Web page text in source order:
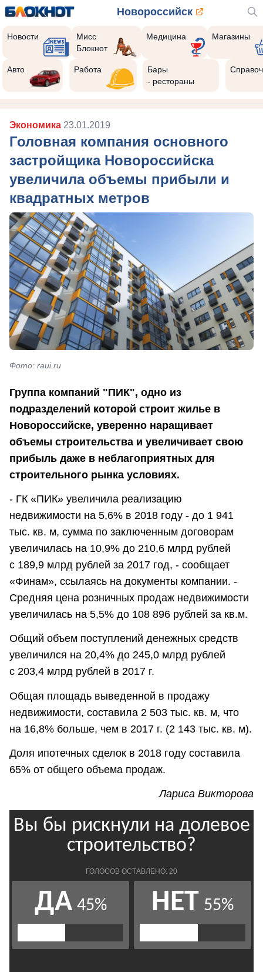
Новороссийск
Новости
Мисс
Блокнот
Медицина Магазины
Авто Работа
Бары
- рестораны
Экономика 23.01.2019
Головная компания основного
застройщика Новороссийска
увеличила объемы прибыли и
квадратных метров
Фото: raui.ru
Группа компаний "ПИК", одно из
подразделений которой строит жилье в
Новороссийске, уверенно наращивает
объемы строительства и увеличивает свою
прибыль даже в неблагоприятных для
строительного рынка условиях.
- ГК «ПИК» увеличила реализацию
недвижимости на 5,6% в 2018 году - до 1 941
тыс. кв. м, сумма по заключенным договорам
увеличилась на 10,9% до 210,6 млрд рублей
с 189,9 млрд рублей за 2017 год, - сообщает
«Финам», ссылаясь на документы компании. -
Средняя цена розничных продаж недвижимости
увеличилась на 5,5% до 108 896 рублей за кв.м.
Общий объем поступлений денежных средств
увеличился на 20,4% до 245,0 млрд рублей
с 203,4 млрд рублей в 2017 г.
Общая площадь выведенной в продажу
недвижимости, составила 2 503 тыс. кв. м, что
на 16,8% больше, чем в 2017 г. (2 143 тыс. кв. м).
Доля ипотечных сделок в 2018 году составила
65% от общего объема продаж.
Лариса Викторова